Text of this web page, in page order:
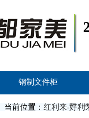
钢制文件柜
当前位置： 红利来-好利